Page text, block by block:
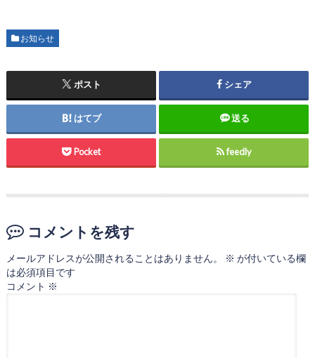
お知らせ
ポスト シェア
はてブ 送る
Pocket feedly
コメントを残す
メールアドレスが公開されることはありません。 ※ が付いている欄
は必須項目です
コメント ※